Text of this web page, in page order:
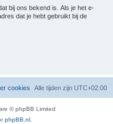
bij ons bekend is. Als je het e-
dat je hebt gebruikt bij de
Alle tijden zijn UTC+02:00
cookies
© phpBB Limited
phpBB.nl.